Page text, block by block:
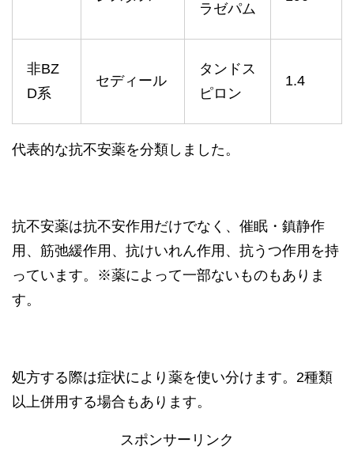
ラゼパム
非BZ
D系
セディール
タンドス
ピロン
1.4
代表的な抗不安薬を分類しました。
抗不安薬は抗不安作用だけでなく、催眠・鎮静作
用、筋弛緩作用、抗けいれん作用、抗うつ作用を持
っています。※薬によって一部ないものもありま
す。
処方する際は症状により薬を使い分けます。2種類
以上併用する場合もあります。
スポンサーリンク